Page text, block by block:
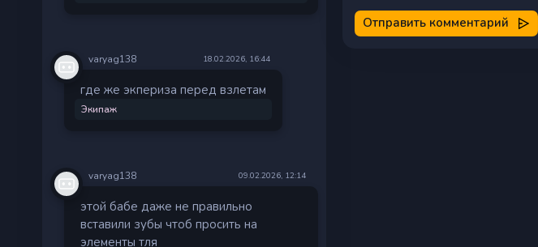
varyag138 18.02.2026, 16:44
где же экпериза перед взлетам
Экипаж
varyag138 09.02.2026, 12:14
этой бабе даже не правильно
вставили зубы чтоб просить на
элементы тля
Отправить комментарий